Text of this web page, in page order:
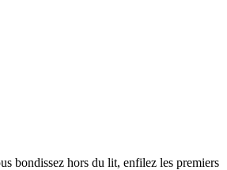
bondissez hors du lit, enfilez les premiers